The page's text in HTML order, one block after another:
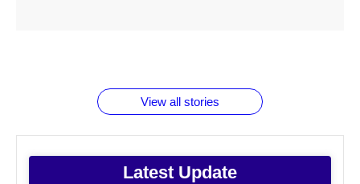
View all stories
Latest Update